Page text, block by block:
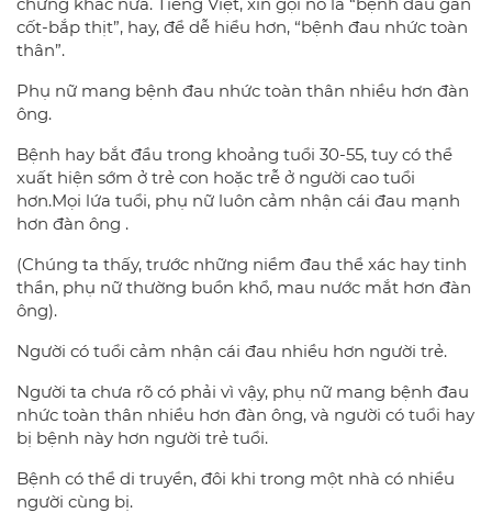
cốt-bắp thịt”, hay, để dễ hiểu hơn, “bệnh đau nhức toàn
thân”.
Phụ nữ mang bệnh đau nhức toàn thân nhiều hơn đàn
ông.
Bệnh hay bắt đầu trong khoảng tuổi 30-55, tuy có thể
xuất hiện sớm ở trẻ con hoặc trễ ở người cao tuổi
hơn.Mọi lứa tuổi, phụ nữ luôn cảm nhận cái đau mạnh
hơn đàn ông .
(Chúng ta thấy, trước những niềm đau thể xác hay tinh
thần, phụ nữ thường buồn khổ, mau nước mắt hơn đàn
ông).
Người có tuổi cảm nhận cái đau nhiều hơn người trẻ.
Người ta chưa rõ có phải vì vậy, phụ nữ mang bệnh đau
nhức toàn thân nhiều hơn đàn ông, và người có tuổi hay
bị bệnh này hơn người trẻ tuổi.
Bệnh có thể di truyền, đôi khi trong một nhà có nhiều
người cùng bị.